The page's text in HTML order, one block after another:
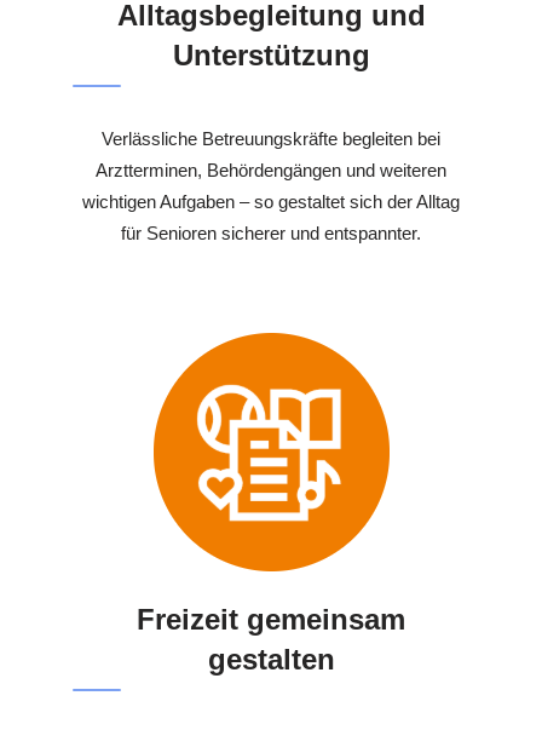
Alltagsbegleitung und
Unterstützung
Verlässliche Betreuungskräfte begleiten bei
Arztterminen, Behördengängen und weiteren
wichtigen Aufgaben – so gestaltet sich der Alltag
für Senioren sicherer und entspannter.
Freizeit gemeinsam
gestalten